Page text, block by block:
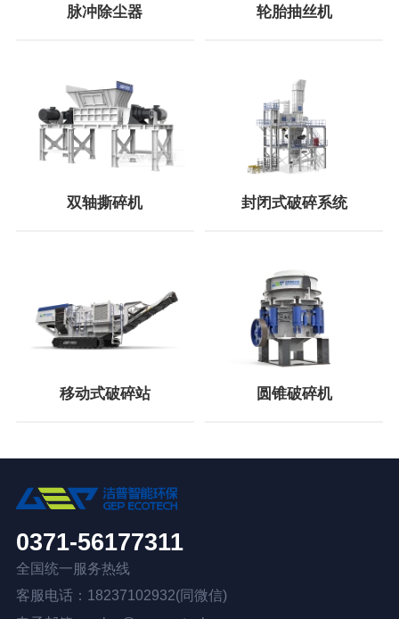
脉冲除尘器 轮胎抽丝机
双轴撕碎机 封闭式破碎系统
移动式破碎站 圆锥破碎机
0371-56177311
全国统一服务热线
客服电话：18237102932(同微信)